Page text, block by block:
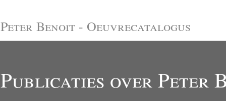
Peter Benoit - Oeuvrecatalogus
Publicaties over Peter